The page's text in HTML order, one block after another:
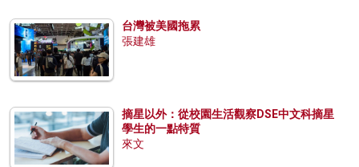
台灣被美國拖累
張建雄
摘星以外：從校園生活觀察DSE中文科摘星
學生的一點特質
來文